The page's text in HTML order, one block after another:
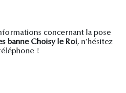
concernant la pose
banne Choisy le Roi, n’hésitez
!